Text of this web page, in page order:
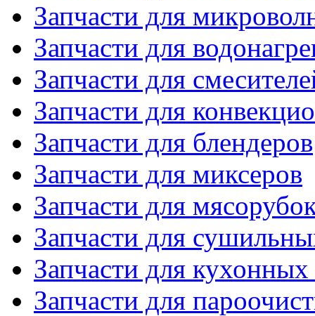
Запчасти для
Запчасти для
Запчасти для
Запчасти для
Запчасти для блендеров
Запчасти для миксеров
Запчасти для
Запчасти для
Запчасти для
Запчасти для